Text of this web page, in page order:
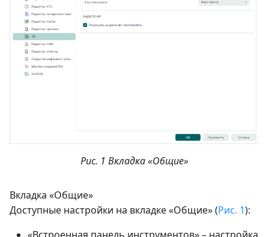
Рис. 1 Вкладка «Общие»
Вкладка «Общие»
Доступные настройки на вкладке «Общие» (Рис. 1):